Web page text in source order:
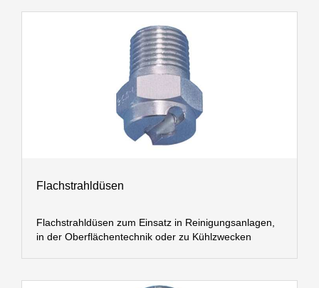
Flachstrahldüsen
Flachstrahldüsen zum Einsatz in Reinigungsanlagen,
in der Oberflächentechnik oder zu Kühlzwecken